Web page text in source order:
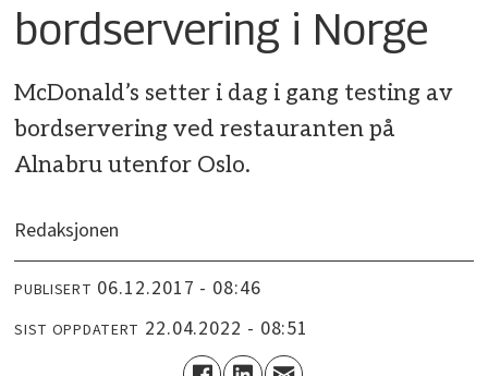
bordservering i Norge
McDonald’s setter i dag i gang testing av
bordservering ved restauranten på
Alnabru utenfor Oslo.
Redaksjonen
PUBLISERT 06.12.2017 - 08:46
SIST OPPDATERT 22.04.2022 - 08:51